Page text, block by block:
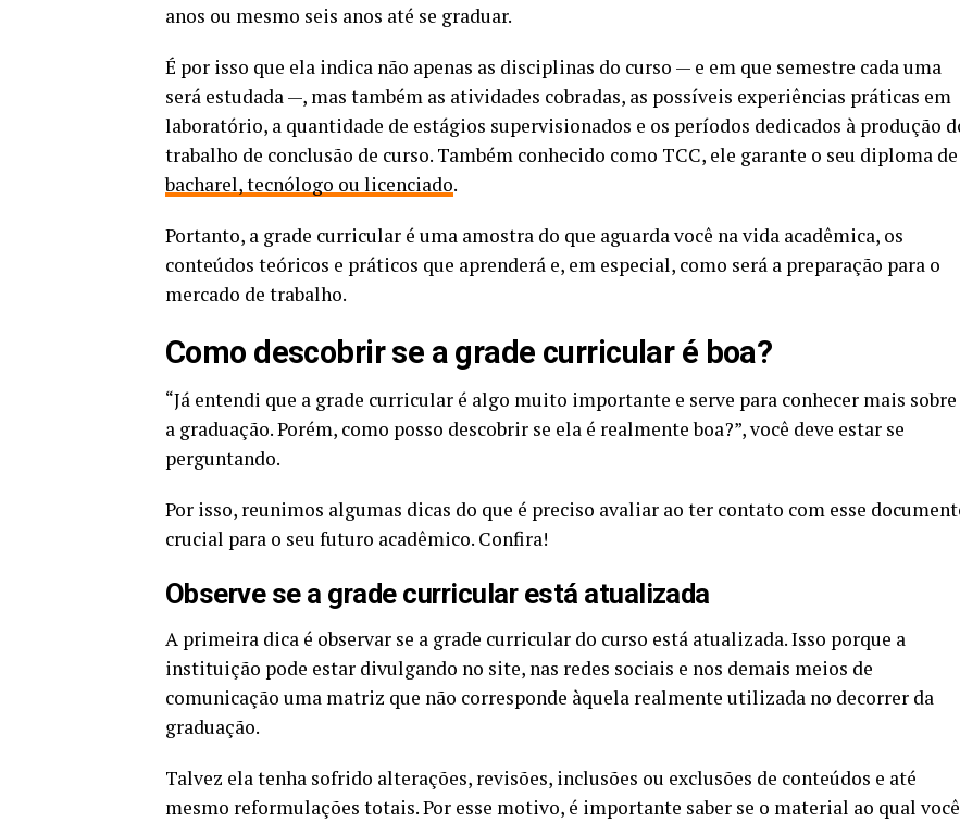
anos ou mesmo seis anos até se graduar.
É por isso que ela indica não apenas as disciplinas do curso — e em que semestre cada uma
será estudada —, mas também as atividades cobradas, as possíveis experiências práticas em
laboratório, a quantidade de estágios supervisionados e os períodos dedicados à produção
trabalho de conclusão de curso. Também conhecido como TCC, ele garante o seu diploma de
bacharel, tecnólogo ou licenciado.
Portanto, a grade curricular é uma amostra do que aguarda você na vida acadêmica, os
conteúdos teóricos e práticos que aprenderá e, em especial, como será a preparação para o
mercado de trabalho.
Como descobrir se a grade curricular é boa?
“Já entendi que a grade curricular é algo muito importante e serve para conhecer mais sobre
a graduação. Porém, como posso descobrir se ela é realmente boa?”, você deve estar se
perguntando.
Por isso, reunimos algumas dicas do que é preciso avaliar ao ter contato com esse
crucial para o seu futuro acadêmico. Confira!
Observe se a grade curricular está atualizada
A primeira dica é observar se a grade curricular do curso está atualizada. Isso porque a
instituição pode estar divulgando no site, nas redes sociais e nos demais meios de
comunicação uma matriz que não corresponde àquela realmente utilizada no decorrer da
graduação.
Talvez ela tenha sofrido alterações, revisões, inclusões ou exclusões de conteúdos e até
mesmo reformulações totais. Por esse motivo, é importante saber se o material ao qual você